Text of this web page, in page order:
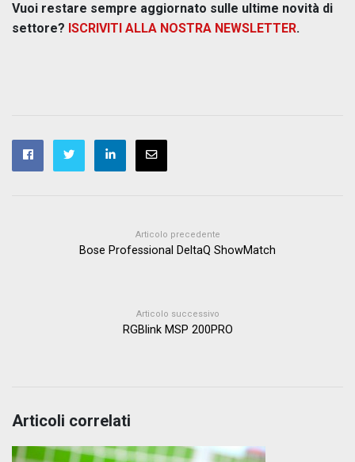
Vuoi restare sempre aggiornato sulle ultime novità di
settore? ISCRIVITI ALLA NOSTRA NEWSLETTER.
Articolo precedente
Bose Professional DeltaQ ShowMatch
Articolo successivo
RGBlink MSP 200PRO
Articoli correlati